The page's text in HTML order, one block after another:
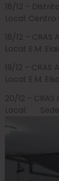
18/12 –
Local:
18/12 –
Local: E.M.
19/12 –
Local: E.M.
20/12 –
Local: